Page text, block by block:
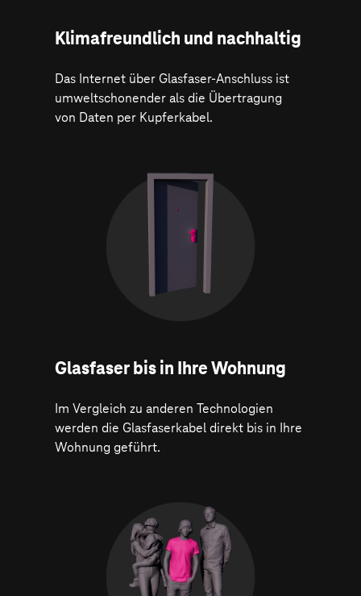
Klima­freundlich und nachhaltig
Das Internet über Glasfaser-Anschluss ist
umweltschonender als die Übertragung
von Daten per Kupferkabel.
Glasfaser bis in Ihre Wohnung
Im Vergleich zu anderen Technologien
werden die Glasfaserkabel direkt bis in Ihre
Wohnung geführt.